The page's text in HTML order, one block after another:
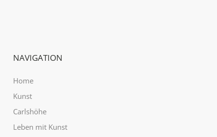
NAVIGATION
Home
Kunst
Carlshöhe
Leben mit Kunst